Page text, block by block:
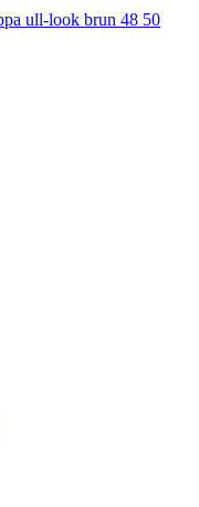
ull-look brun 48 50